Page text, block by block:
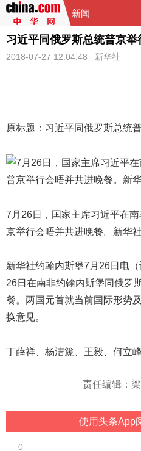
新闻
习近平同俄罗斯总统普京举
2018-07-27 12:04:48 新华社
原标题： 习近平同俄罗斯总统
7月26日，国家主席习近平在
京举行会晤并共进晚餐。新华
新华社约翰内斯堡7月26日电
26日在南非约翰内斯堡同俄罗
餐。两国元首就当前国际形势
换意见。
丁薛祥、杨洁篪、王毅、何立峰
责任编辑：
使用头条App
0